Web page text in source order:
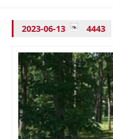
2023-06-13 4443